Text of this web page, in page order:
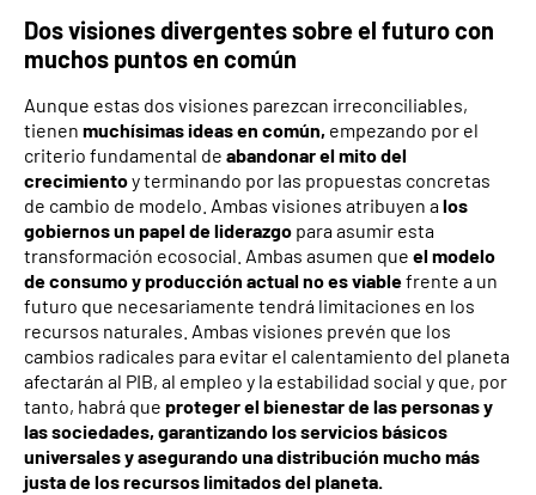
Dos visiones divergentes sobre el futuro con
muchos puntos en común
Aunque estas dos visiones parezcan irreconciliables,
tienen muchísimas ideas en común, empezando por el
criterio fundamental de abandonar el mito del
crecimientoy terminando por las propuestas concretas
de cambio de modelo. Ambas visiones atribuyen alos
gobiernos un papel de liderazgo para asumir esta
transformación ecosocial. Ambas asumen que el modelo
de consumo y producción actual no es viablefrente a un
futuro que necesariamente tendrá limitaciones en los
recursos naturales. Ambas visiones prevén que los
cambios radicales para evitar el calentamiento del planeta
afectarán al PIB, al empleo y la estabilidad social y que, por
tanto, habrá que proteger el bienestar de las personas y
las sociedades, garantizando los servicios básicos
universales y asegurando una distribución mucho más
justa de los recursos limitados del planeta.